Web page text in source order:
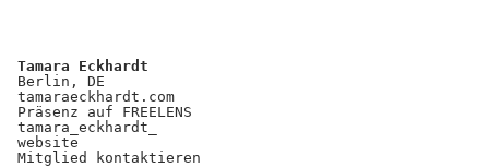
Tamara Eckhardt
Berlin, DE
tamaraeckhardt.com
Präsenz auf FREELENS
tamara_eckhardt_
website
Mitglied kontaktieren